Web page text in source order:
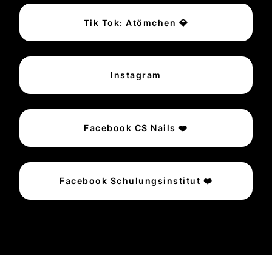
Tik Tok: Atömchen 💎
Instagram
Facebook CS Nails ❤️
Facebook Schulungsinstitut ❤️